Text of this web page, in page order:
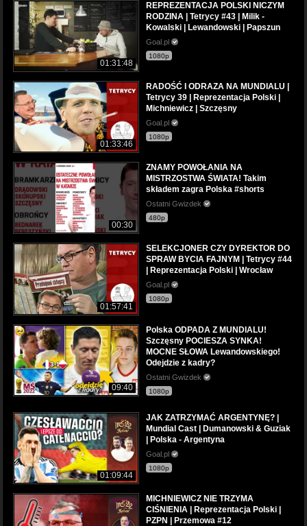
01:31:48
REPREZENTACJA POLSKI NICZYM
RODZINA | Tetrycy #43 | Milik -
Kowalski | Lewandowski | Papszun
Goal.pl
1080p
01:33:46
RADOŚĆ I ODRAZA NA MUNDIALU |
Tetrycy 39 | Reprezentacja Polski |
Michniewicz | Szczęsny
Goal.pl
1080p
00:30
ZNAMY POWOŁANIA NA
MISTRZOSTWA ŚWIATA! Takim
składem zagra Polska #shorts
Ostatni Gwizdek
480p
01:57:41
SELEKCJONER CZY DYREKTOR DO
SPRAW BYCIA FAJNYM | Tetrycy #44
| Reprezentacja Polski | Wrocław
Goal.pl
1080p
09:40
Polska ODPADA Z MUNDIALU!
Szczęsny POCIESZA SYNKA!
MOCNE SŁOWA Lewandowskiego!
Odejdzie z kadry?
Ostatni Gwizdek
1080p
01:09:44
JAK ZATRZYMAĆ ARGENTYNĘ? |
Mundial Cast | Dumanowski & Guziak
| Polska - Argentyna
Goal.pl
1080p
MICHNIEWICZ NIE TRZYMA
CIŚNIENIA | Reprezentacja Polski |
PZPN | Przemowa #12